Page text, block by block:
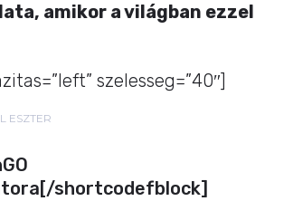
amikor a világban ezzel
szelesseg=”40″]
ESZTER
shortcodefblock]